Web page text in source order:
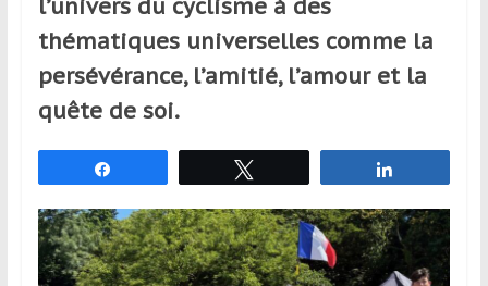
l’étranger
pour
assouvir
en
profitant
de
l’univers du cyclisme à des
thématiques universelles comme la
persévérance, l’amitié, l’amour et la
quête de soi.